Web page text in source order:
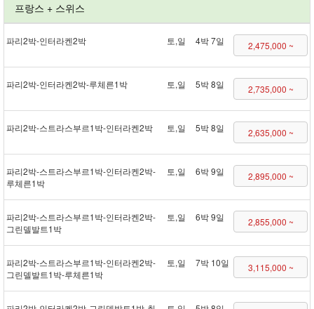
프랑스 + 스위스
파리 2박 - 인터라켄 2박 토,일 4박 7일 2,475,000 ~
파리 2박 - 인터라켄 2박 - 루체른 1박 토,일 5박 8일 2,735,000 ~
파리 2박 - 스트라스부르 1박 - 인터라켄 2박 토,일 5박 8일 2,635,000 ~
파리 2박 - 스트라스부르 1박 - 인터라켄 2박 -
루체른 1박
토,일 6박 9일 2,895,000 ~
파리 2박 - 스트라스부르 1박 - 인터라켄 2박 -
그린델발트 1박
토,일 6박 9일 2,855,000 ~
파리 2박 - 스트라스부르 1박 - 인터라켄 2박 -
그린델발트 1박 - 루체른 1박
토,일 7박 10일 3,115,000 ~